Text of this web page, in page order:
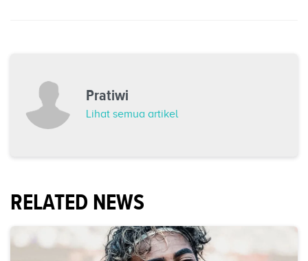
Pratiwi
Lihat semua artikel
RELATED NEWS